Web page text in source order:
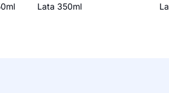
Lata 350ml